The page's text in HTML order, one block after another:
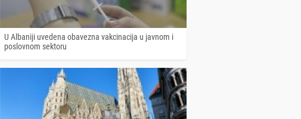
U Albaniji uvedena obavezna vakcinacija u javnom i
poslovnom sektoru